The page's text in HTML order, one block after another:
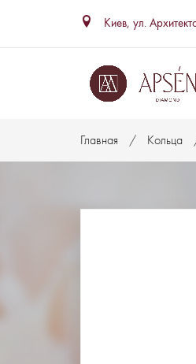
Киев, ул.
Главная Кольца